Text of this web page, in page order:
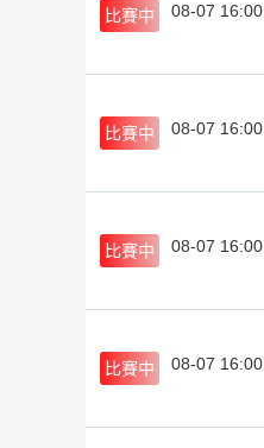
比賽中 08-07 16:00
比賽中 08-07 16:00
比賽中 08-07 16:00
比賽中 08-07 16:00